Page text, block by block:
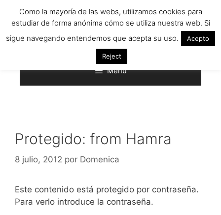
Menú
Protegido: from Hamra
8 julio, 2012 por Domenica
Este contenido está protegido por contraseña.
Para verlo introduce la contraseña.
Como la mayoría de las webs, utilizamos cookies para
estudiar de forma anónima cómo se utiliza nuestra web. Si
sigue navegando entendemos que acepta su uso.
Acepto
Reject